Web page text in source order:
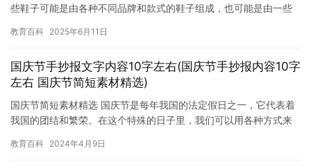
些鞋子可能是由各种不同品牌和款式的鞋子组成，也可能是由一些
共同…
教育百科 2025年6月11日
国庆节手抄报文字内容10字左右(国庆节手抄报内容10字
左右 国庆节简短素材精选)
国庆节简短素材精选 国庆节是每年我国的法定假日之一，它代表着
我国的团结和繁荣。在这个特殊的日子里，我们可以用各种方式来
助你…
教育百科 2024年4月9日